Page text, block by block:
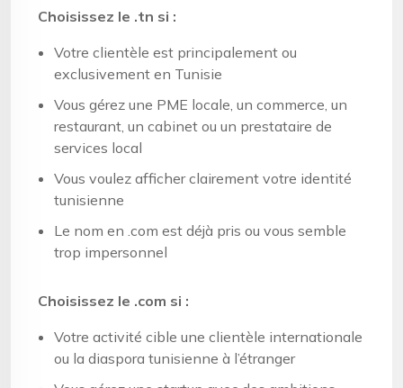
Choisissez le .tn si :
Votre clientèle est principalement ou
exclusivement en Tunisie
Vous gérez une PME locale, un commerce, un
restaurant, un cabinet ou un prestataire de
services local
Vous voulez afficher clairement votre identité
tunisienne
Le nom en .com est déjà pris ou vous semble
trop impersonnel
Choisissez le .com si :
Votre activité cible une clientèle internationale
ou la diaspora tunisienne à l’étranger